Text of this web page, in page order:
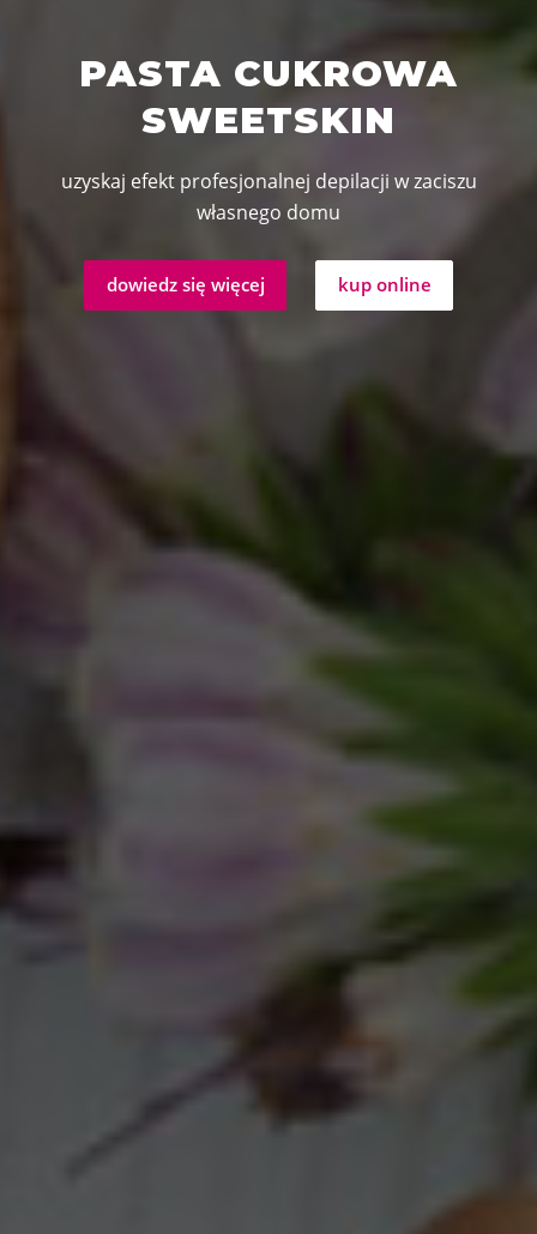
PASTA CUKROWA
SWEETSKIN
uzyskaj efekt profesjonalnej depilacji w zaciszu
własnego domu
dowiedz się więcej kup online